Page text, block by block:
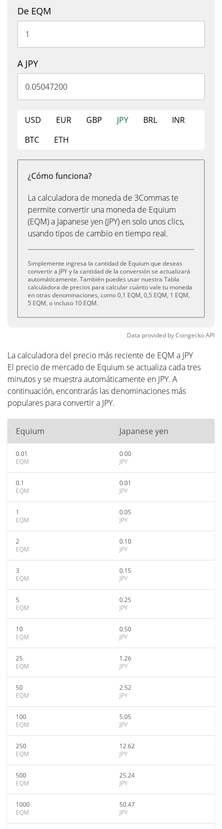
De EQM
A JPY
USD EUR GBP JPY BRL
INR
BTC
ETH
¿Cómo funciona?
La calculadora de moneda de 3Commas te
permite convertir una moneda de Equium
(EQM) a Japanese yen (JPY) en solo unos clics,
usando tipos de cambio en tiempo real.
Simplemente ingresa la cantidad de Equium que deseas
convertir a JPY y la cantidad de la conversión se actualizará
automáticamente. También puedes usar nuestra Tabla
calculadora de precios para calcular cuánto vale tu moneda
en otras denominaciones, como 0,1 EQM, 0,5 EQM, 1 EQM,
5 EQM, o incluso 10 EQM.
Data provided byCoingeckoAPI
La calculadora del precio más reciente de EQM a JPY
El precio de mercado de Equium se actualiza cada tres
minutos y se muestra automáticamente en JPY. A
continuación, encontrarás las denominaciones más
populares para convertir a JPY.
Equium Japanese yen
0.01
EQM
0.00
JPY
0.1
EQM
0.01
JPY
1
EQM
0.05
JPY
2
EQM
0.10
JPY
3
EQM
0.15
JPY
5
EQM
0.25
JPY
10
EQM
0.50
JPY
25
EQM
1.26
JPY
50
EQM
2.52
JPY
100
EQM
5.05
JPY
250
EQM
12.62
JPY
500
EQM
25.24
JPY
1000
EQM
50.47
JPY